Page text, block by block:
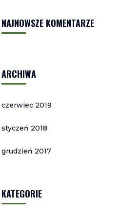
NAJNOWSZE KOMENTARZE
ARCHIWA
czerwiec 2019
styczeń 2018
grudzień 2017
KATEGORIE